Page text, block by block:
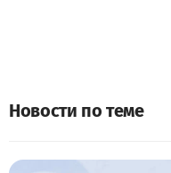
Новости по теме